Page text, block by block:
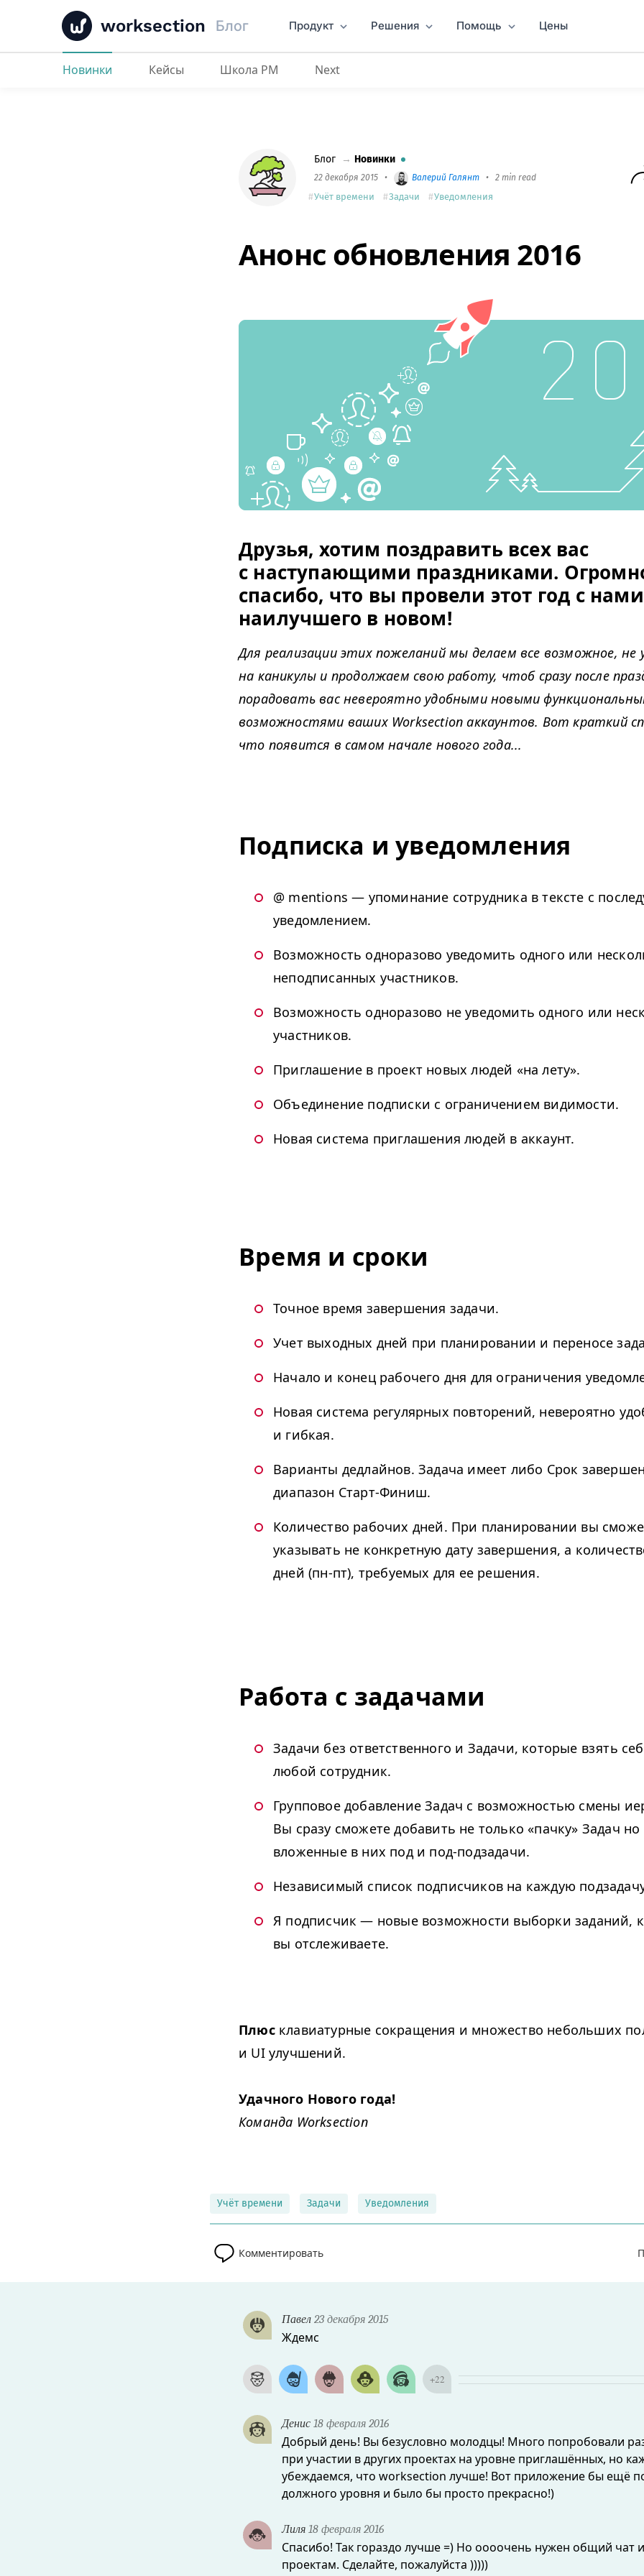
worksection Блог Продукт Решения Помощь Цены
Анонс обновления 2016
Новинки Кейсы Школа PM Next
Блог → Новинки
22 декабря 2015 • Валерий Галянт • 2 min read
Учёт времени Задачи Уведомления
Анонс обновления 2016
Друзья, хотим поздравить всех вас
с наступающими праздниками.
спасибо, что вы провели этот год с
наилучшего в новом!
Для реализации этих пожеланий мы делаем все возможное, не
на каникулы и продолжаем свою работу, чтоб сразу после
порадовать вас невероятно удобными новыми
возможностями ваших Worksection аккаунтов. Вот краткий
что появится в самом начале нового года...
Подписка и уведомления
@ mentions — упоминание сотрудника в тексте с
уведомлением.
Возможность одноразово уведомить одного или
неподписанных участников.
Возможность одноразово не уведомить одного или
участников.
Приглашение в проект новых людей «на лету».
Объединение подписки с ограничением видимости.
Новая система приглашения людей в аккаунт.
Время и сроки
Точное время завершения задачи.
Учет выходных дней при планировании и переносе
Начало и конец рабочего дня для ограничения
Новая система регулярных повторений, невероятно
и гибкая.
Варианты дедлайнов. Задача имеет либо Срок
диапазон Старт-Финиш.
Количество рабочих дней. При планировании вы
указывать не конкретную дату завершения, а
дней (пн-пт), требуемых для ее решения.
Работа с задачами
Задачи без ответственного и Задачи, которые взять
любой сотрудник.
Групповое добавление Задач с возможностью смены
Вы сразу сможете добавить не только «пачку» Задач но
вложенные в них под и под-подзадачи.
Независимый список подписчиков на каждую
Я подписчик — новые возможности выборки заданий,
вы отслеживаете.
Плюсклавиатурные сокращения и множество небольших
и UI улучшений.
Удачного Нового года!
Команда Worksection
Учёт времени Задачи Уведомления
Комментировать
Павел 23 декабря 2015
Ждемс
+22
Денис 18 февраля 2016
Добрый день! Вы безусловно молодцы! Много попробовали
при участии в других проектах на уровне приглашённых, но
убеждаемся, что worksection лучше! Вот приложение бы ещё
должного уровня и было бы просто прекрасно!)
Лиля 18 февраля 2016
Спасибо! Так гораздо лучше =) Но оооочень нужен общий чат
проектам. Сделайте, пожалуйста )))))